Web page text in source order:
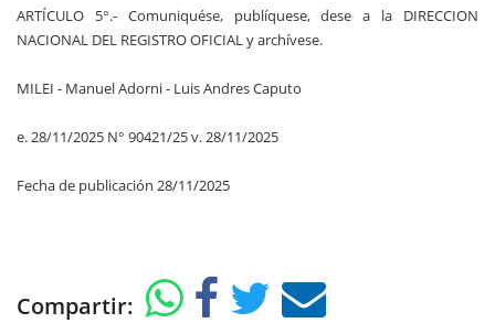
ARTÍCULO 5°.- Comuniquése, publíquese, dese a la DIRECCION
NACIONAL DEL REGISTRO OFICIAL y archívese.
MILEI - Manuel Adorni - Luis Andres Caputo
e. 28/11/2025 N° 90421/25 v. 28/11/2025
Fecha de publicación 28/11/2025
Compartir: